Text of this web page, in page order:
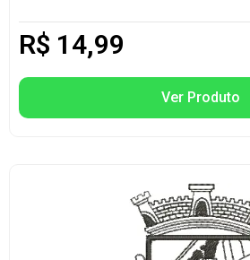
R$ 14,99
Ver Produto